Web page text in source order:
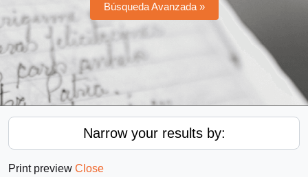
Búsqueda Avanzada »
Narrow your results by:
Print preview Close